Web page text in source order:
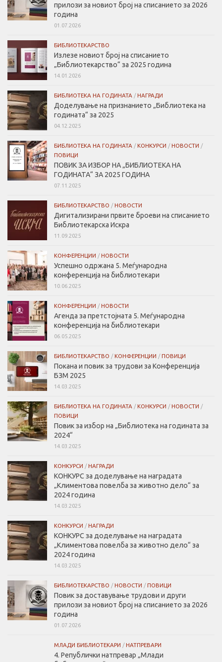
прилози за новиот број на списанието за 2026
година
01.07.2026
БИБЛИОТЕКАРСТВО
Излезе новиот број на списанието
„Библиотекарство“ за 2025 година
14.01.2026
БИБЛИОТЕКА НА ГОДИНАТА /НАГРАДИ
Доделување на признанието „Библиотека на
годината“ за 2025
04.12.2025
БИБЛИОТЕКА НА ГОДИНАТА /КОНКУРСИ /НОВОСТИ /
ПОВИЦИ
ПОВИК ЗА ИЗБОР НА „БИБЛИОТЕКА НА
ГОДИНАТА“ ЗА 2025 ГОДИНА
07.11.2025
БИБЛИОТЕКАРСТВО /НОВОСТИ
Дигитализирани првите броеви на списанието
Библиотекарска Искра
11.09.2025
КОНФЕРЕНЦИИ /НОВОСТИ
Успешно одржана 5. Меѓународна
конференција на библиотекари
10.06.2025
КОНФЕРЕНЦИИ /НОВОСТИ
Агенда за претстојната 5. Меѓународна
конференција на библиотекари
06.05.2025
БИБЛИОТЕКАРСТВО /КОНФЕРЕНЦИИ /ПОВИЦИ
Покана и повик за трудови за Конференција
БЗМ 2025
14.03.2025
БИБЛИОТЕКА НА ГОДИНАТА /КОНКУРСИ /НОВОСТИ /
ПОВИЦИ
Повик за избор на „Библиотека на годината за
2024“
14.03.2025
КОНКУРСИ /НАГРАДИ
КОНКУРС за доделување на наградата
„Климентова повелбa за животно дело“ за
2024 година
14.03.2025
КОНКУРСИ /НАГРАДИ
КОНКУРС за доделување на наградата
„Климентова повелбa за животно дело“ за
2024 година
14.03.2025
БИБЛИОТЕКАРСТВО /НОВОСТИ /ПОВИЦИ
Повик за доставување трудови и други
прилози за новиот број на списанието за 2026
година
01.07.2026
МЛАДИ БИБЛИОТЕКАРИ /НАТПРЕВАРИ
4. Републички натпревар „Млади